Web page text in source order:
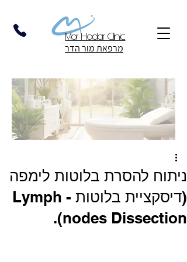
מרפאת מור הדר
Mor Hadar Clinic
ניתוח להסרת בלוטות לימפה
(דיסקציית בלוטות - Lymph
nodes Dissection).